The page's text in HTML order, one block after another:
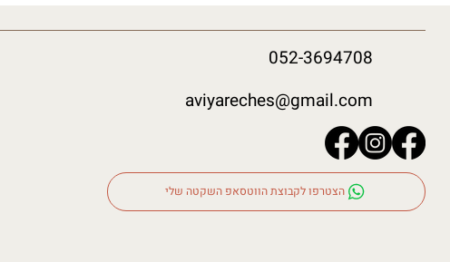
052-3694708
aviyareches@gmail.com
הצטרפו לקבוצת הווטסאפ השקטה שלי